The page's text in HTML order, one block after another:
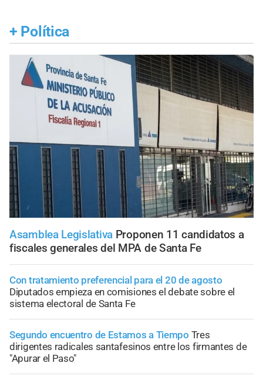
+ Política
Asamblea Legislativa Proponen 11 candidatos a
fiscales generales del MPA de Santa Fe
Con tratamiento preferencial para el 20 de agosto
Diputados empieza en comisiones el debate sobre el
sistema electoral de Santa Fe
Segundo encuentro de Estamos a Tiempo Tres
dirigentes radicales santafesinos entre los firmantes de
"Apurar el Paso"